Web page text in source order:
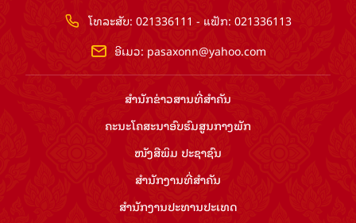
ໂທລະສັບ: 021336111 - ແຟັກ: 021336113
ອີເມວ: pasaxonn@yahoo.com
ສຳ​ນັກ​ຂ່າວ​ສານ​ທີ່​ສຳ​ຄັນ​
ຄະນະໂຄສະນາອົບຮົມ​ສູນ​ກາງ​ພັກ
ໜັງສືພິມ ປະ​ຊາ​ຊົນ
ສຳ​ນັກ​ງານ​ທີ່​ສຳ​ຄັນ
ສຳ​ນັກ​ງານ​ປະ​ທານ​ປະ​ເທດ